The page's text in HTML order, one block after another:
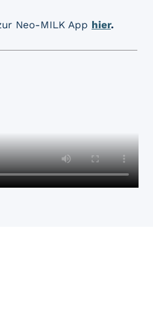
Neo-MILK App hier.